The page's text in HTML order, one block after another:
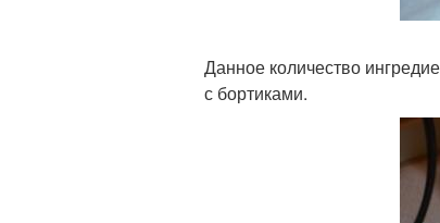
Данное количество
с бортиками.